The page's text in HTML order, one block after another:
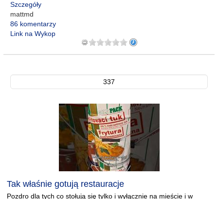
Szczegóły
mattmd
86 komentarzy
Link na Wykop
337
Tak właśnie gotują restauracje
Pozdro dla tych co stołują się tylko i wyłącznie na mieście i w